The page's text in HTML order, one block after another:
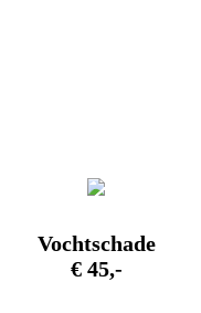
Vochtschade
€ 45,-